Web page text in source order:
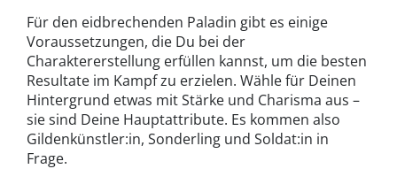
Für den eidbrechenden Paladin gibt es einige
Voraussetzungen, die Du bei der
Charaktererstellung erfüllen kannst, um die besten
Resultate im Kampf zu erzielen. Wähle für Deinen
Hintergrund etwas mit Stärke und Charisma aus –
sie sind Deine Hauptattribute. Es kommen also
Gildenkünstler:in, Sonderling und Soldat:in in
Frage.